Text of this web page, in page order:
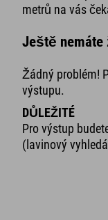
metrů na vás
Ještě nemáte
Žádný problém!
výstupu.
DŮLEŽITÉ
Pro výstup
(lavinový